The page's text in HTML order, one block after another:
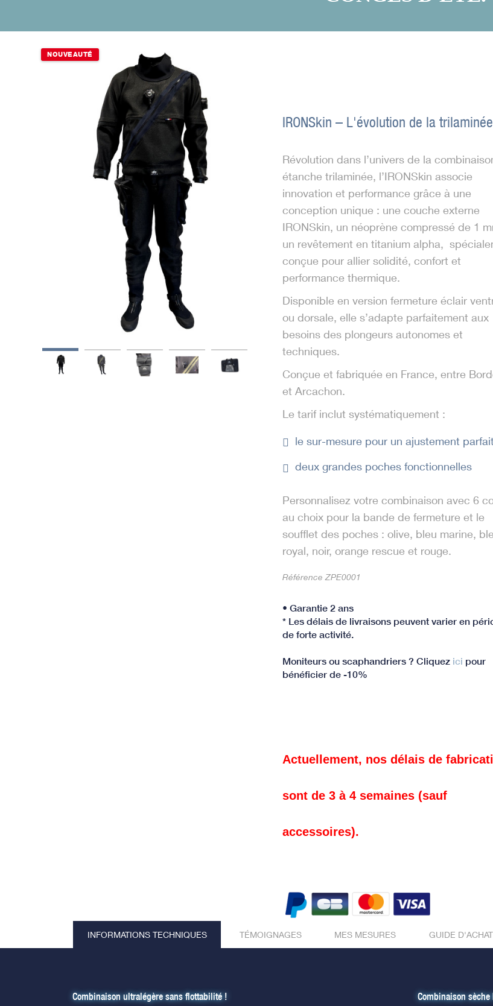
NOUVEAUTÉ
IRONSkin – L'évolution de la trilaminée
Révolution dans l’univers de la
étanche trilaminée, l’IRONSkin associe
innovation et performance grâce à une
conception unique : une couche externe
IRONSkin, un néoprène compressé de 1
un revêtement en titanium alpha,
conçue pour allier solidité, confort et
performance thermique.
Disponible en version fermeture éclair
ou dorsale, elle s’adapte parfaitement aux
besoins des plongeurs autonomes et
techniques.
Conçue et fabriquée en France, entre
et Arcachon.
Le tarif inclut systématiquement :
le sur-mesure pour un ajustement parfait
deux grandes poches fonctionnelles
Personnalisez votre combinaison avec 6
au choix pour la bande de fermeture et le
soufflet des poches : olive, bleu marine,
royal, noir, orange rescue et rouge.
Référence ZPE0001
• Garantie 2 ans
* Les délais de livraisons peuvent varier en
de forte activité.
Moniteurs ou scaphandriers ? Cliquez ici pour
bénéficier de -10%
Actuellement, nos délais de
sont de 3 à 4 semaines (sauf
accessoires).
INFORMATIONS TECHNIQUES TÉMOIGNAGES MES MESURES GUIDE D'ACHAT
Combinaison ultralégère sans flottabilité ! Combinaison